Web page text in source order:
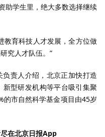
助学生里，绝大多数选择继续
教育科技人才发展，全方位做
究人才队伍。”
责人介绍，北京正加快打造
型研发机构等平台吸引集聚
的市自然科学基金项目由45岁
在北京日报App